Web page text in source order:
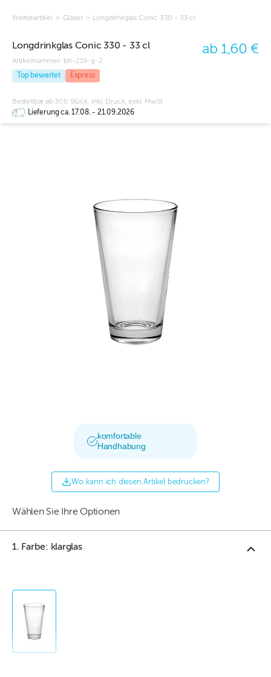
Werbeartikel > Gläser > Longdrinkglas Conic 330 - 33 cl
Longdrinkglas Conic 330 - 33 cl
Artikelnummer: bh-219-g-2
Top bewertet
Express
ab 1,60 €
Bestellbar ab 300 Stück, inkl. Druck, exkl. MwSt
Lieferung ca. 17.08. - 21.09.2026
komfortable
Handhabung
Wo kann ich diesen Artikel bedrucken?
Wählen Sie Ihre Optionen
1. Farbe: klarglas